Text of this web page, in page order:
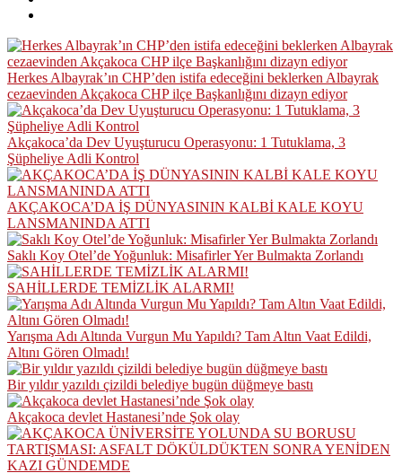
Herkes Albayrak’ın CHP’den istifa edeceğini beklerken Albayrak
cezaevinden Akçakoca CHP ilçe Başkanlığını dizayn ediyor
Akçakoca’da Dev Uyuşturucu Operasyonu: 1 Tutuklama, 3
Şüpheliye Adli Kontrol
AKÇAKOCA’DA İŞ DÜNYASININ KALBİ KALE KOYU
LANSMANINDA ATTI
Saklı Koy Otel’de Yoğunluk: Misafirler Yer Bulmakta Zorlandı
SAHİLLERDE TEMİZLİK ALARMI!
Yarışma Adı Altında Vurgun Mu Yapıldı? Tam Altın Vaat Edildi,
Altını Gören Olmadı!
Bir yıldır yazıldı çizildi belediye bugün düğmeye bastı
Akçakoca devlet Hastanesi’nde Şok olay